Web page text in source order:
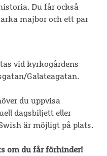
Du får också
majbor och ett par
vid kyrkogårdens
Galateagatan.
du uppvisa
dagsbiljett eller
är möjligt på plats.
om du får förhinder!